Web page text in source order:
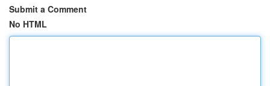
Submit a Comment
No HTML